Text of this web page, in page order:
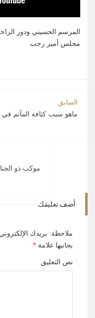
المرسم الحسيني ودور
مجلس أمير رجب
السابق
ماهو سبب كثافة المآتم
موكب ذو
أضف تعليقك
ملاحظة: بريدك
بجانبها علامة *
نص التعليق